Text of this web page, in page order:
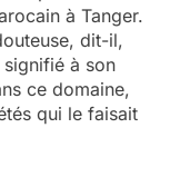
à Tanger.
dit-il,
signifié à son
ce domaine,
qui le faisait